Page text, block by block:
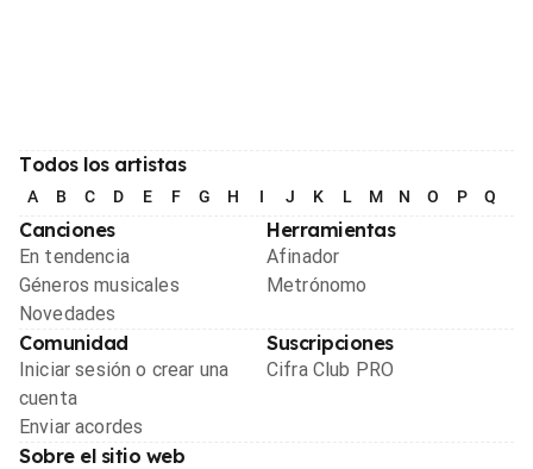
Todos los artistas
A B C D E F G H I J K L M N O P Q
Canciones
En tendencia
Géneros musicales
Novedades
Herramientas
Afinador
Metrónomo
Comunidad
Iniciar sesión o crear una
cuenta
Enviar acordes
Suscripciones
Cifra Club PRO
Sobre el sitio web